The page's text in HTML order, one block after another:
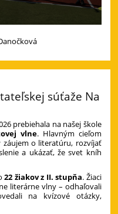
súťaže Na
prebiehala na našej škole
vlne. Hlavným cieľom
o literatúru, rozvíjať
a ukázať, že svet kníh
22 žiakovz II. stupňa. Žiaci
literárne vlny – odhaľovali
na kvízové otázky,